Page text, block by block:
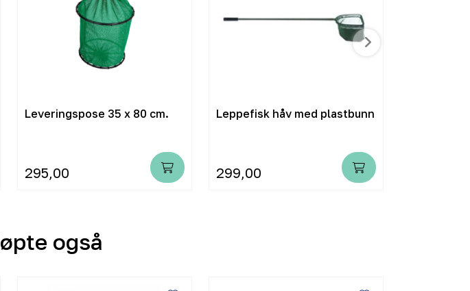
Leveringspose 35 x 80 cm.
295,00
Leppefisk håv med plastbunn
299,00
også